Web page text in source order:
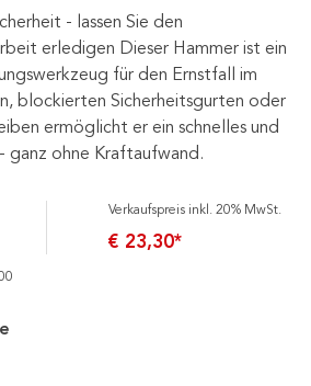
- lassen Sie den
erledigen Dieser Hammer ist ein
für den Ernstfall im
blockierten Sicherheitsgurten oder
ermöglicht er ein schnelles und
ganz ohne Kraftaufwand.
Verkaufspreis inkl. 20% MwSt.
€ 23,30*